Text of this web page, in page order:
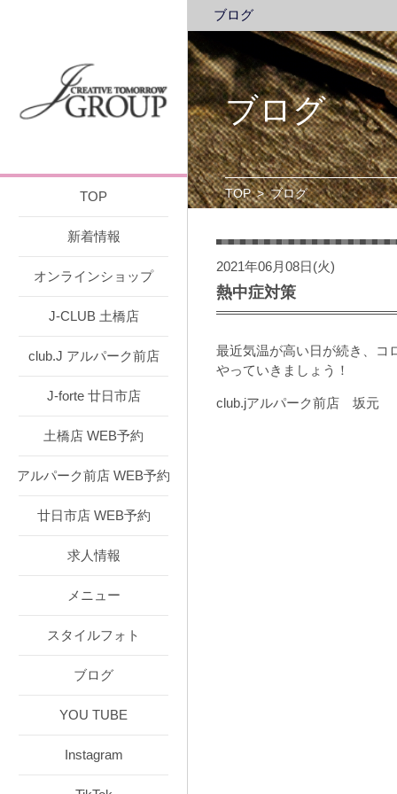
TOP
新着情報
オンラインショップ
J-CLUB 土橋店
club.J アルパーク前店
J-forte 廿日市店
土橋店 WEB予約
アルパーク前店 WEB予約
廿日市店 WEB予約
求人情報
メニュー
スタイルフォト
ブログ
YOU TUBE
Instagram
ブログ
ブログ
TOP>ブログ
2021年06月08日(火)
熱中症対策
最近気温が高い日が続き、コ
やっていきましょう！
club.jアルパーク前店 坂元